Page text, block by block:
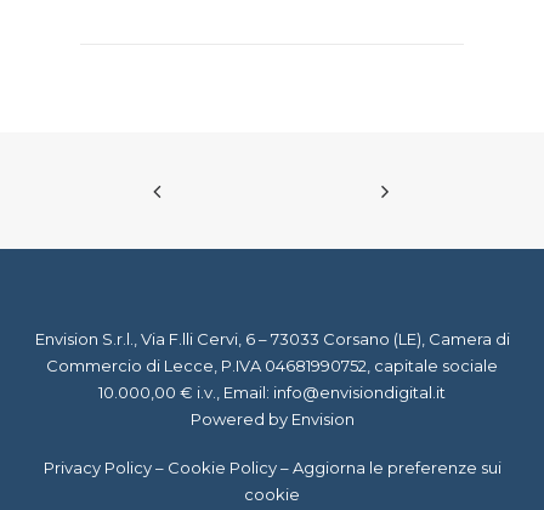
Envision S.r.l., Via F.lli Cervi, 6 – 73033 Corsano (LE), Camera di
Commercio di Lecce, P.IVA 04681990752, capitale sociale
10.000,00 € i.v., Email: info@envisiondigital.it
Powered by Envision
Privacy Policy– Cookie Policy–Aggiorna le preferenze sui
cookie